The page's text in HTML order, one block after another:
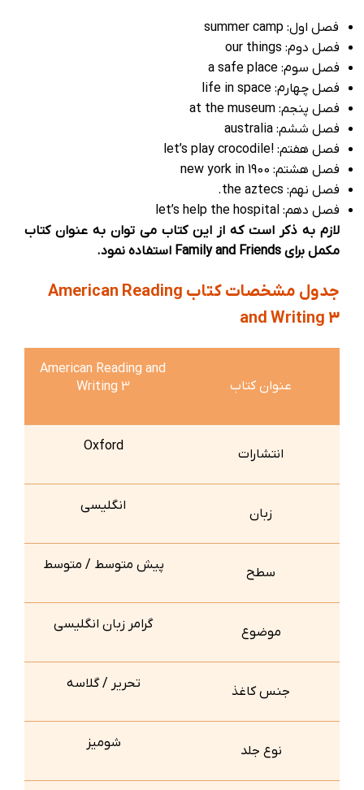
فصل اول: summer camp
فصل دوم: our things
فصل سوم: a safe place
فصل چهارم: life in space
فصل پنجم: at the museum
فصل ششم: australia
فصل هفتم: !let’s play crocodile
فصل هشتم: new york in 1900
فصل نهم: the aztecs.
فصل دهم: let’s help the hospital
لازم به ذکر است که از این کتاب می توان به عنوان کتاب
مکمل برای Family and Friends استفاده نمود.
جدول مشخصات کتاب American Reading
and Writing 3
عنوان کتاب
American Reading and
Writing 3
انتشارات Oxford
زبان انگلیسی
سطح پیش متوسط / متوسط
موضوع گرامر زبان انگلیسی
جنس کاغذ تحریر / گلاسه
نوع جلد شومیز